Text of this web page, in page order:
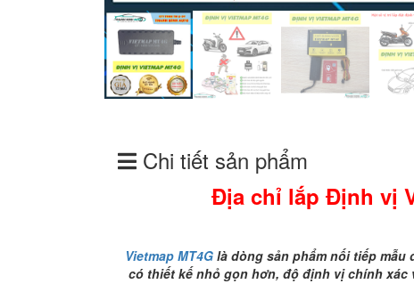
Chi tiết sản phẩm
Địa chỉ lắp Định vị
Vietmap MT4G là dòng sản phẩm nối tiếp
có thiết kế nhỏ gọn hơn, độ định vị chính xác